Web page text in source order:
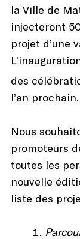
la Ville de
injecteront
projet d’une
des
l’an prochain.
Nous
promoteurs
toutes les
nouvelle
liste des